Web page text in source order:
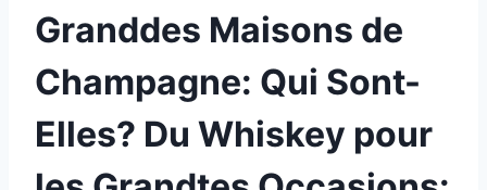
Granddes Maisons de
Champagne: Qui Sont-
Elles? Du Whiskey pour